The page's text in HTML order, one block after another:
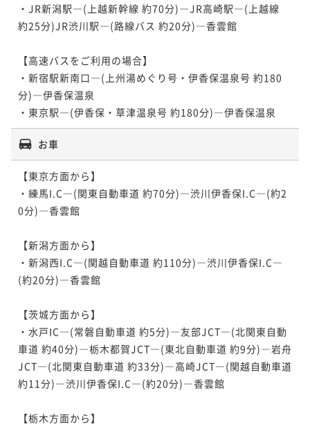
・JR新潟駅―(上越新幹線 約70分)―JR高崎駅―(上越線
約25分)JR渋川駅―(路線バス 約20分)―香雲館
【高速バスをご利用の場合】
・新宿駅新南口―(上州湯めぐり号・伊香保温泉号 約180
分)―伊香保温泉
・東京駅―(伊香保・草津温泉号 約180分)―伊香保温泉
お車
【東京方面から】
・練馬I.C―(関東自動車道 約70分)―渋川伊香保I.C―(約2
0分)―香雲館
【新潟方面から】
・新潟西I.C―(関越自動車道 約110分)―渋川伊香保I.C―
(約20分)―香雲館
【茨城方面から】
・水戸IC―(常磐自動車道 約5分)―友部JCT―(北関東自動
車道 約40分)―栃木都賀JCT―(東北自動車道 約9分)―岩舟
JCT―(北関東自動車道 約33分)―高崎JCT―(関越自動車道
約11分)―渋川伊香保I.C―(約20分)―香雲館
【栃木方面から】